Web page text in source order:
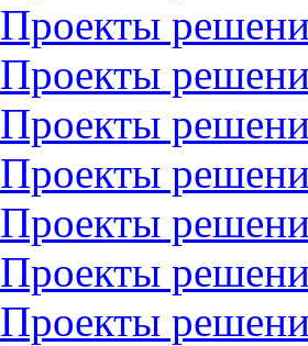
Проекты
Проекты
Проекты
Проекты
Проекты
Проекты
Проекты